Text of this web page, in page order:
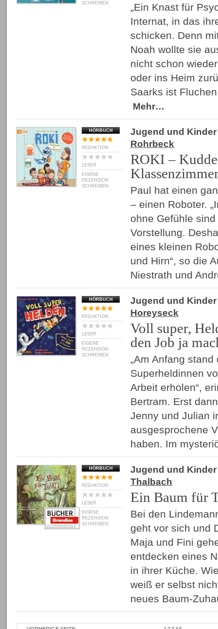
SCHREIBEN
„Ein Knast für
Internat, in das
schicken. Denn
Noah wollte sie
nicht schon
oder ins Heim
Saarks ist
Mehr…
HÖRBUCH
REDAKTION
LESER
EIGENE
REZENSION
SCHREIBEN
Jugend und Kinder
Rohrbeck
ROKI –
Paul hat einen
– einen Roboter.
ohne Gefühle
Vorstellung.
eines kleinen
und Hirn“, so die
Niestrath und
HÖRBUCH
REDAKTION
LESER
EIGENE
REZENSION
SCHREIBEN
Jugend und Kinder
Horeyseck
Voll super,
den Job ja
„Am Anfang
Superheldinnen
Arbeit erholen“,
Bertram. Erst
Jenny und Julian
ausgesprochene
haben. Im
HÖRBUCH
REDAKTION
LESER
EIGENE
REZENSION
SCHREIBEN
Jugend und Kinder
Thalbach
Ein Baum für
Bei den
geht vor sich und
Maja und Fini
entdecken eines
in ihrer Küche.
weiß er selbst
neues Baum-